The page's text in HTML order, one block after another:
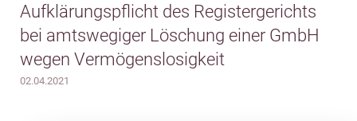
Aufklärungspflicht des Registergerichts
bei amtswegiger Löschung einer GmbH
wegen Vermögenslosigkeit
02.04.2021